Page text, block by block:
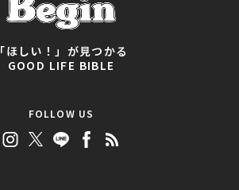
「ほしい！」が見つかる
GOOD LIFE BIBLE
FOLLOW US